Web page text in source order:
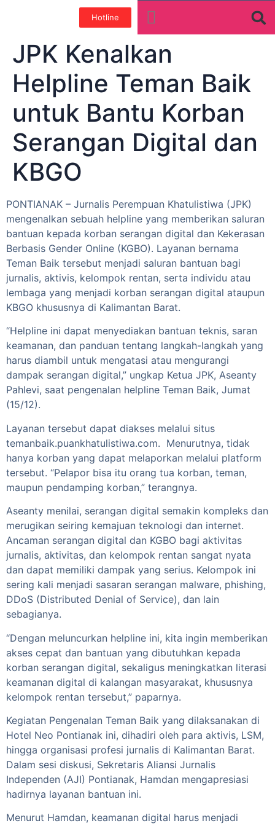
Hotline
JPK Kenalkan
Helpline Teman Baik
untuk Bantu Korban
Serangan Digital dan
KBGO
PONTIANAK – Jurnalis Perempuan Khatulistiwa (JPK)
mengenalkan sebuah helpline yang memberikan saluran
bantuan kepada korban serangan digital dan Kekerasan
Berbasis Gender Online (KGBO). Layanan bernama
Teman Baik tersebut menjadi saluran bantuan bagi
jurnalis, aktivis, kelompok rentan, serta individu atau
lembaga yang menjadi korban serangan digital ataupun
KBGO khususnya di Kalimantan Barat.
“Helpline ini dapat menyediakan bantuan teknis, saran
keamanan, dan panduan tentang langkah-langkah yang
harus diambil untuk mengatasi atau mengurangi
dampak serangan digital,” ungkap Ketua JPK, Aseanty
Pahlevi, saat pengenalan helpline Teman Baik, Jumat
(15/12).
Layanan tersebut dapat diakses melalui situs
temanbaik.puankhatulistiwa.com. Menurutnya, tidak
hanya korban yang dapat melaporkan melalui platform
tersebut. “Pelapor bisa itu orang tua korban, teman,
maupun pendamping korban,” terangnya.
Aseanty menilai, serangan digital semakin kompleks dan
merugikan seiring kemajuan teknologi dan internet.
Ancaman serangan digital dan KGBO bagi aktivitas
jurnalis, aktivitas, dan kelompok rentan sangat nyata
dan dapat memiliki dampak yang serius. Kelompok ini
sering kali menjadi sasaran serangan malware, phishing,
DDoS (Distributed Denial of Service), dan lain
sebagianya.
“Dengan meluncurkan helpline ini, kita ingin memberikan
akses cepat dan bantuan yang dibutuhkan kepada
korban serangan digital, sekaligus meningkatkan literasi
keamanan digital di kalangan masyarakat, khususnya
kelompok rentan tersebut,” paparnya.
Kegiatan Pengenalan Teman Baik yang dilaksanakan di
Hotel Neo Pontianak ini, dihadiri oleh para aktivis, LSM,
hingga organisasi profesi jurnalis di Kalimantan Barat.
Dalam sesi diskusi, Sekretaris Aliansi Jurnalis
Independen (AJI) Pontianak, Hamdan mengapresiasi
hadirnya layanan bantuan ini.
Menurut Hamdan, keamanan digital harus menjadi